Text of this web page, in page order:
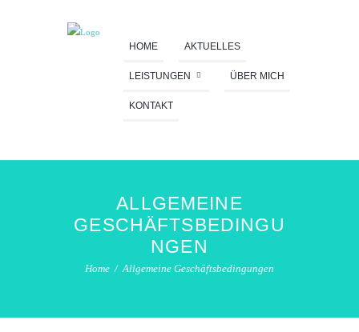
HOME AKTUELLES
LEISTUNGEN ÜBER MICH
KONTAKT
ALLGEMEINE
GESCHÄFTSBEDINGU
NGEN
Home Allgemeine Geschäftsbedingungen